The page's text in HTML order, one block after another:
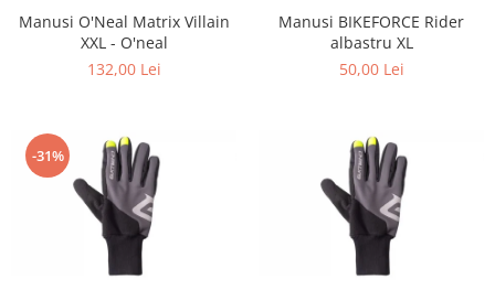
Manusi O'Neal Matrix Villain
XXL - O'neal
132,00 Lei
Manusi BIKEFORCE Rider
albastru XL
50,00 Lei
-31%